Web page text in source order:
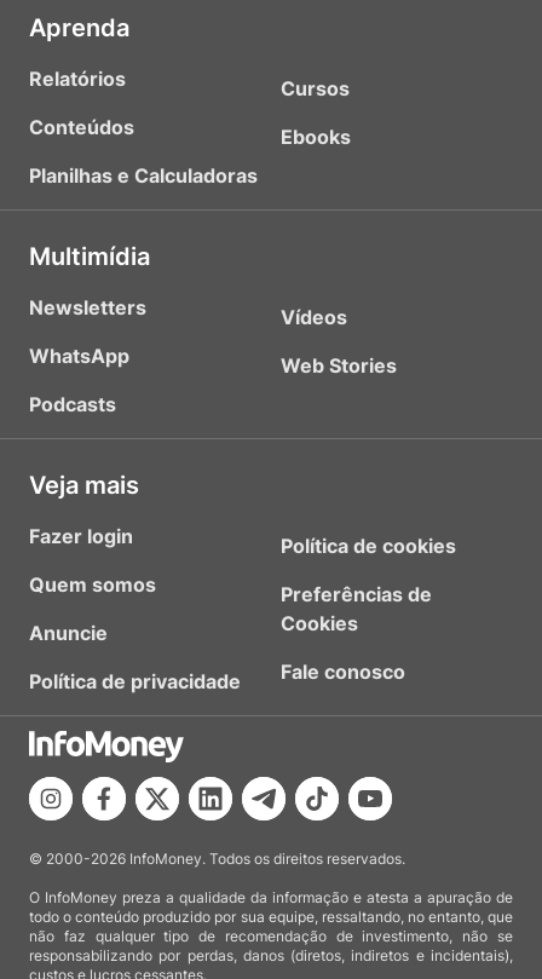
Aprenda
Relatórios
Conteúdos
Planilhas e Calculadoras
Cursos
Ebooks
Multimídia
Newsletters
WhatsApp
Podcasts
Vídeos
Web Stories
Veja mais
Fazer login
Quem somos
Anuncie
Política de privacidade
Política de cookies
Preferências de
Cookies
Fale conosco
© 2000-2026 InfoMoney. Todos os direitos reservados.
O InfoMoney preza a qualidade da informação e atesta a apuração de
todo o conteúdo produzido por sua equipe, ressaltando, no entanto, que
não faz qualquer tipo de recomendação de investimento, não se
responsabilizando por perdas, danos (diretos, indiretos e incidentais),
custos e lucros cessantes.